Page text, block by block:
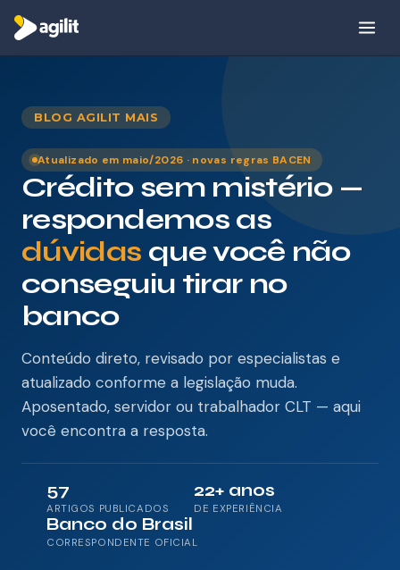
Sobre nós
Produtos
CRÉDITO
Consignado INSS
Consignado Servidor
Consignado CLT
Antecipação do 13º
Crédito Imobiliário
Blog
⚡ Simular crédito
BLOG AGILIT MAIS
Atualizado em maio/2026 · novas regras BACEN
Crédito sem mistério —
respondemos as
dúvidas que você não
conseguiu tirar no
banco
Conteúdo direto, revisado por especialistas e
atualizado conforme a legislação muda.
Aposentado, servidor ou trabalhador CLT — aqui
você encontra a resposta.
57
ARTIGOS PUBLICADOS
22+ anos
DE EXPERIÊNCIA
Banco do Brasil
CORRESPONDENTE OFICIAL